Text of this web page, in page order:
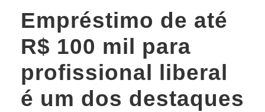
Empréstimo de até
R$ 100 mil para
profissional liberal
é um dos destaques